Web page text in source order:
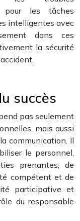
pour les tâches
intelligentes avec
dans ces
la sécurité
succès
pas seulement
mais aussi
communication. Il
le personnel,
prenantes, de
compétent et de
participative et
du responsable